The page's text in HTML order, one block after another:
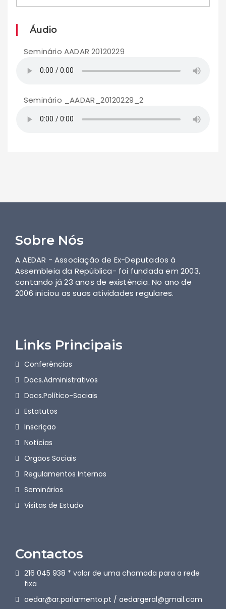
Áudio
Seminário AADAR 20120229
Seminário _AADAR_20120229_2
Sobre Nós
A AEDAR - Associação de Ex-Deputados à
Assembleia da República- foi fundada em 2003,
contando já 23 anos de existência. No ano de
2006 iniciou as suas atividades regulares.
Links Principais
Conferências
Docs.Administrativos
Docs.Político-Sociais
Estatutos
Inscriçao
Notícias
Orgãos Sociais
Regulamentos Internos
Seminários
Visitas de Estudo
Contactos
216 045 938 * valor de uma chamada para a rede
fixa
aedar@ar.parlamento.pt / aedargeral@gmail.com